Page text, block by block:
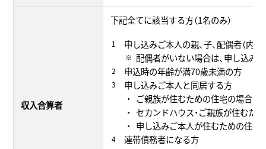
収入合算者
下記全てに該当する方（1名のみ）
申し込みご本人の親、子、配偶者（内
配偶者がいない場合は、申し込み
申込時の年齢が満70歳未満の方
申し込みご本人と同居する方
ご親族が住むための住宅の場合は
セカンドハウス・ご親族が住むた
申し込みご本人が住むための住宅
連帯債務者になる方